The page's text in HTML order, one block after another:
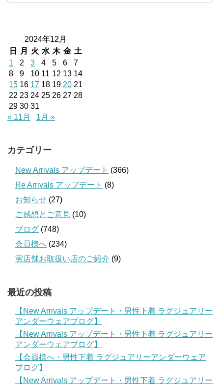
2024年12月
日
月 火 水 木 金 土
1
2 3 4 5 6
7
8
9 10 11 12 13 14
15 16 17 18 19 20 21
22 23 24 25 26 27 28
29 30 31
« 11月
1月 »
カテゴリー
New Arrivals アップデート (366)
Re Arrivals アップデート (8)
お知らせ (27)
ご感想とご意見 (10)
ブログ (748)
会員様へ (234)
実店舗お取扱い店のご紹介 (9)
最近の投稿
【New Arrivals アップデート・男性下着 ラグジュアリー
アンダーウェアブログ】
【New Arrivals アップデート・男性下着 ラグジュアリー
アンダーウェアブログ】
【会員様へ・男性下着 ラグジュアリーアンダーウェア
ブログ】
【New Arrivals アップデート・男性下着 ラグジュアリー